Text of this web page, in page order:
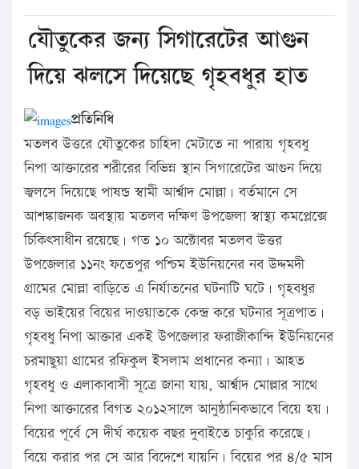
যৌতুকের জন্য সিগারেটের আগুন
দিয়ে ঝলসে দিয়েছে গৃহবধুর হাত
প্রতিনিধি
মতলব উত্তরে যৌতুকের চাহিদা মেটাতে না পারায় গৃহবধু
নিপা আক্তারের শরীরের বিভিন্ন স্থান সিগারেটের আগুন দিয়ে
জ্বলসে দিয়েছে পাষন্ড স্বামী আর্শ্বাদ মোল্লা। বর্তমানে সে
আশঙ্কাজনক অবস্থায় মতলব দক্ষিণ উপজেলা স্বাস্থ্য কমপ্লেক্সে
চিকিৎসাধীন রয়েছে। গত ১০ অক্টোবর মতলব উত্তর
উপজেলার ১১নং ফতেপুর পশ্চিম ইউনিয়নের নব উদ্দমদী
গ্রামের মোল্লা বাড়িতে এ নির্যাতনের ঘটনাটি ঘটে। গৃহবধুর
বড় ভাইয়ের বিয়ের দাওয়াতকে কেন্দ্র করে ঘটনার সূত্রপাত।
গৃহবধু নিপা আক্তার একই উপজেলার ফরাজীকান্দি ইউনিয়নের
চরমাছুয়া গ্রামের রফিকুল ইসলাম প্রধানের কন্যা। আহত
গৃহবধু ও এলাকাবাসী সূত্রে জানা যায়, আর্শ্বাদ মোল্লার সাথে
নিপা আক্তারের বিগত ২০১২সালে আনুষ্ঠানিকভাবে বিয়ে হয়।
বিয়ের পূর্বে সে দীর্ঘ কয়েক বছর দুবাইতে চাকুরি করেছে।
বিয়ে করার পর সে আর বিদেশে যায়নি। বিয়ের পর ৪/৫ মাস